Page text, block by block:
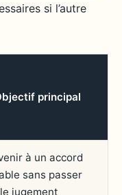
si l’autre
principal
à un accord
sans passer
jugement